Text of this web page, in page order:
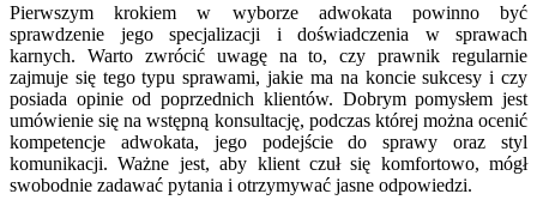
Pierwszym krokiem w wyborze adwokata powinno być
sprawdzenie jego specjalizacji i doświadczenia w sprawach
karnych. Warto zwrócić uwagę na to, czy prawnik regularnie
zajmuje się tego typu sprawami, jakie ma na koncie sukcesy i czy
posiada opinie od poprzednich klientów. Dobrym pomysłem jest
umówienie się na wstępną konsultację, podczas której można ocenić
kompetencje adwokata, jego podejście do sprawy oraz styl
komunikacji. Ważne jest, aby klient czuł się komfortowo, mógł
swobodnie zadawać pytania i otrzymywać jasne odpowiedzi.